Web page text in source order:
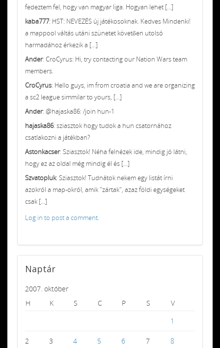
fedeztem fel, hogy van magyar liga. Hogyan lehet [...]
kaba777: HST: NEVEZÉS új játékosoknak. Kedves Mindenki!
a mappool váltás utáni szünetet követően utolsó
harmadához érkezik a [...]
Ander: CroCyrus: Hi, try contacting our Nation Wars team
members.
CroCyrus: Hello guys, im from croatia and we are organizing
a sc2 league simmilar to yours, [...]
Ander: @hajaska86: /join hun-1
hajaska86: sziasztok hogy tudok a hun csatornához
csatlakozni a játékban?
Astonkacser: Sziasztok! Néha felnézek ide, mindig jó látni,
hogy ez az oldal még mindig él és [...]
Szvatopluk: Sziasztok! Tudnátok nekem egy listát írni
azokról a map-okról, amik "zártak", azaz földi egységeket
csak [...]
Log in to post a comment.
Naptár
2007. október
H
K S C P S
V
1
2 3 4 5 6 7 8